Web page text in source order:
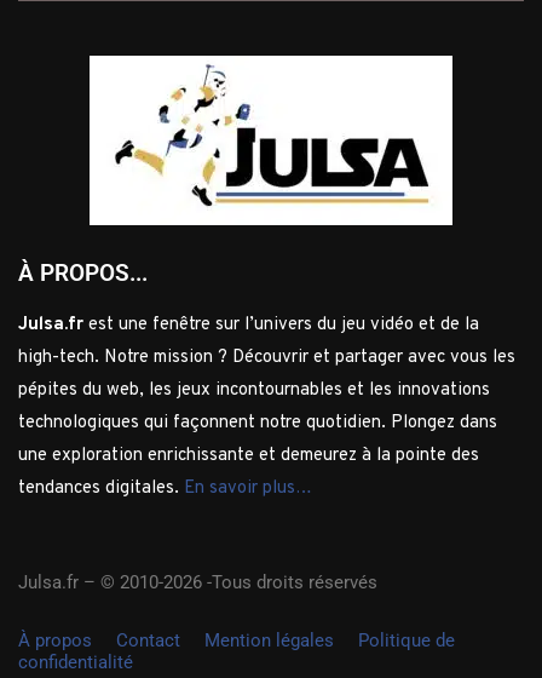
À PROPOS...
Julsa.fr est une fenêtre sur l’univers du jeu vidéo et de la
high-tech. Notre mission ? Découvrir et partager avec vous les
pépites du web, les jeux incontournables et les innovations
technologiques qui façonnent notre quotidien. Plongez dans
une exploration enrichissante et demeurez à la pointe des
tendances digitales. En savoir plus…
Julsa.fr – © 2010-2026 -Tous droits réservés
À propos Contact Mention légales
Politique de
confidentialité